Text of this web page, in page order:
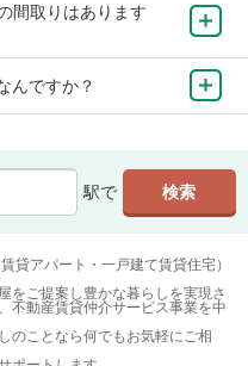
間取りはあります
んですか？
駅で
貸アパート・一戸建て賃貸住宅）
をご提案し豊かな暮らしを実現さ
不動産賃貸仲介サービス事業を中
のことなら何でもお気軽にご相